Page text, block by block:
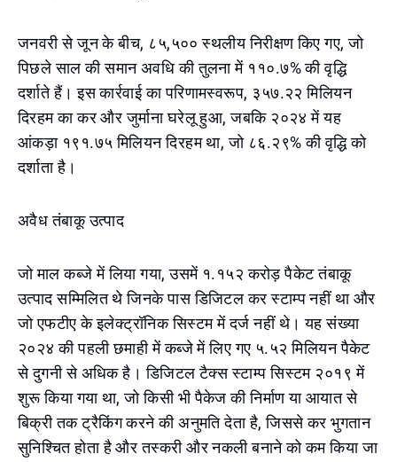
जनवरी से जून के बीच, ८५,५०० स्थलीय निरीक्षण किए गए, जो
पिछले साल की समान अवधि की तुलना में ११०.७% की वृद्धि
दर्शाते हैं। इस कार्रवाई का परिणामस्वरूप, ३५७.२२ मिलियन
दिरहम का कर और जुर्माना घरेलू हुआ, जबकि २०२४ में यह
आंकड़ा १९१.७५ मिलियन दिरहम था, जो ८६.२९% की वृद्धि को
दर्शाता है।
अवैध तंबाकू उत्पाद
जो माल कब्जे में लिया गया, उसमें १.१५२ करोड़ पैकेट तंबाकू
उत्पाद सम्मिलित थे जिनके पास डिजिटल कर स्टाम्प नहीं था और
जो एफटीए के इलेक्ट्रॉनिक सिस्टम में दर्ज नहीं थे। यह संख्या
२०२४ की पहली छमाही में कब्जे में लिए गए ५.५२ मिलियन पैकेट
से दुगनी से अधिक है। डिजिटल टैक्स स्टाम्प सिस्टम २०१९ में
शुरू किया गया था, जो किसी भी पैकेज की निर्माण या आयात से
बिक्री तक ट्रैकिंग करने की अनुमति देता है, जिससे कर भुगतान
सुनिश्चित होता है और तस्करी और नकली बनाने को कम किया जा